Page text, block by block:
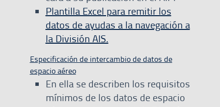
Plantilla Excel para remitir los
datos de ayudas a la navegación a
la División AIS.
Especificación de intercambio de datos de
espacio aéreo
En ella se describen los requisitos
mínimos de los datos de espacio